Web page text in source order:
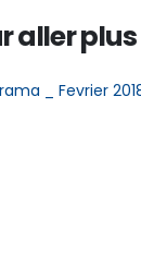
aller
_ Fevrier